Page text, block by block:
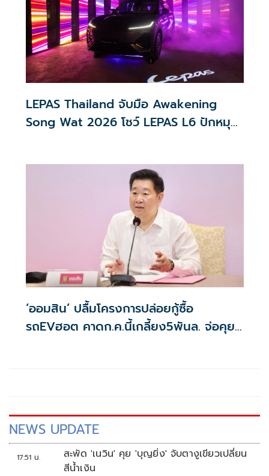
LEPAS Thailand จับมือ Awakening
Song Wat 2026 โชว์ LEPAS L6 ปักหมุด
‘ออมสิน’ ปลื้มโครงการปล่อยกู้ซื้อ
รถEVฮอต คาดก.ค.นี้เกลี้ยง5พันล. จ่อคุย
NEWS UPDATE
17:51 น.
สะพัด 'เนวิน' คุย 'บุญยิ่ง' จับตางูเขียวเปลี่ยน
สีน้ำเงิน